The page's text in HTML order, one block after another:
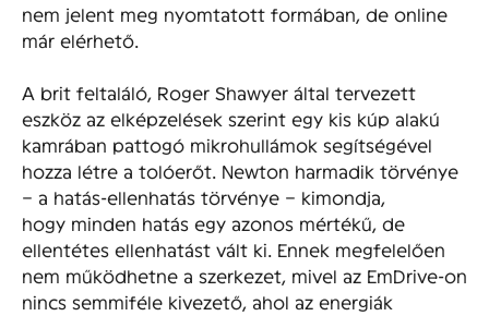
nem jelent meg nyomtatott formában, de online
már elérhető.
A brit feltaláló, Roger Shawyer által tervezett
eszköz az elképzelések szerint egy kis kúp alakú
kamrában pattogó mikrohullámok segítségével
hozza létre a tolóerőt. Newton harmadik törvénye
– a hatás-ellenhatás törvénye – kimondja,
hogy minden hatás egy azonos mértékű, de
ellentétes ellenhatást vált ki. Ennek megfelelően
nem működhetne a szerkezet, mivel az EmDrive-on
nincs semmiféle kivezető, ahol az energiák